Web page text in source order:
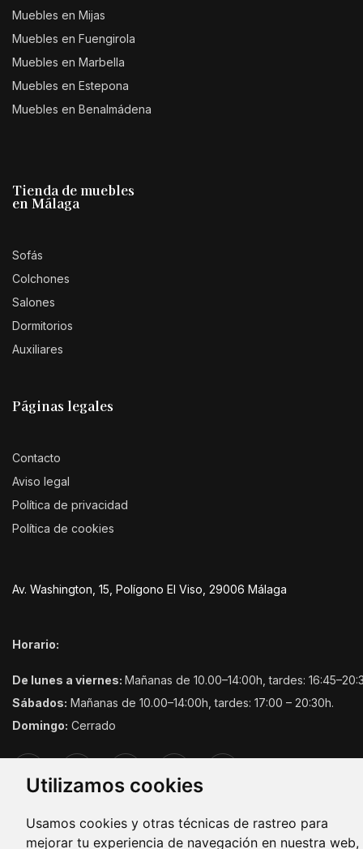
Utilizamos cookies
Usamos cookies y otras técnicas de rastreo para
mejorar tu experiencia de navegación en nuestra web,
Muebles en Mijas
Muebles en Fuengirola
Muebles en Marbella
Muebles en Estepona
Muebles en Benalmádena
Tienda de muebles
en Málaga
Sofás
Colchones
Salones
Dormitorios
Auxiliares
Páginas legales
Contacto
Aviso legal
Política de privacidad
Política de cookies
Av. Washington, 15, Polígono El Viso, 29006 Málaga
Horario:
De lunes a viernes: Mañanas de 10.00–14:00h, tardes:
Sábados: Mañanas de 10.00–14:00h, tardes: 17:00 – 20:30h.
Domingo: Cerrado